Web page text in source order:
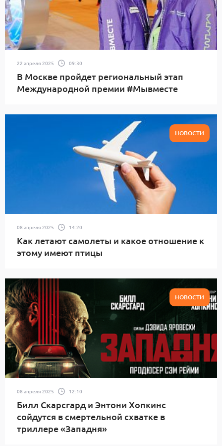
22 апреля 2025 09:30
В Москве пройдет региональный этап
Международной премии #Мывместе
НОВОСТИ
08 апреля 2025 14:20
Как летают самолеты и какое отношение к
этому имеют птицы
НОВОСТИ
08 апреля 2025 12:10
Билл Скарсгард и Энтони Хопкинс
сойдутся в смертельной схватке в
триллере «Западня»